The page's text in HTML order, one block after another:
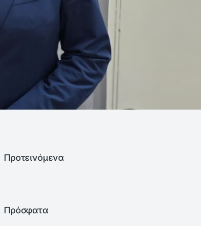
Προτεινόμενα
Πρόσφατα